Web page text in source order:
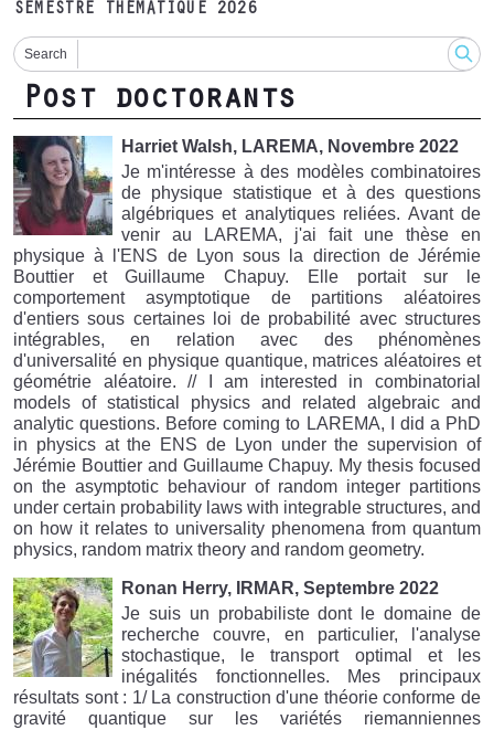
SEMESTRE THÉMATIQUE 2026
Search
Post doctorants
Harriet Walsh, LAREMA, Novembre 2022
Je m'intéresse à des modèles combinatoires
de physique statistique et à des questions
algébriques et analytiques reliées. Avant de
venir au LAREMA, j'ai fait une thèse en
physique à l'ENS de Lyon sous la direction de Jérémie
Bouttier et Guillaume Chapuy. Elle portait sur le
comportement asymptotique de partitions aléatoires
d'entiers sous certaines loi de probabilité avec structures
intégrables, en relation avec des phénomènes
d'universalité en physique quantique, matrices aléatoires et
géométrie aléatoire. // I am interested in combinatorial
models of statistical physics and related algebraic and
analytic questions. Before coming to LAREMA, I did a PhD
in physics at the ENS de Lyon under the supervision of
Jérémie Bouttier and Guillaume Chapuy. My thesis focused
on the asymptotic behaviour of random integer partitions
under certain probability laws with integrable structures, and
on how it relates to universality phenomena from quantum
physics, random matrix theory and random geometry.
Ronan Herry, IRMAR, Septembre 2022
Je suis un probabiliste dont le domaine de
recherche couvre, en particulier, l'analyse
stochastique, le transport optimal et les
inégalités fonctionnelles. Mes principaux
résultats sont : 1/ La construction d'une théorie conforme de
gravité quantique sur les variétés riemanniennes